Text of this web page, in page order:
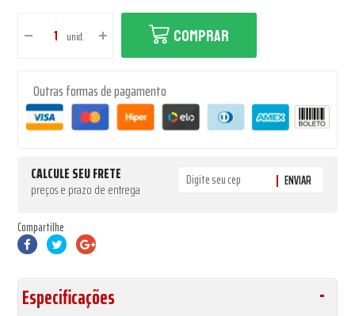
unid. COMPRAR
Outras formas de pagamento
CALCULE SEU FRETE
preços e prazo de entrega ENVIAR
Compartilhe
Especificações